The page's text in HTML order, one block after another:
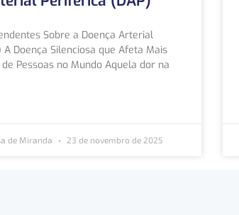
Sobre a Doença Arterial
A Doença Silenciosa que Afeta Mais
Pessoas no Mundo Aquela dor na
de Miranda 23 de novembro de 2025